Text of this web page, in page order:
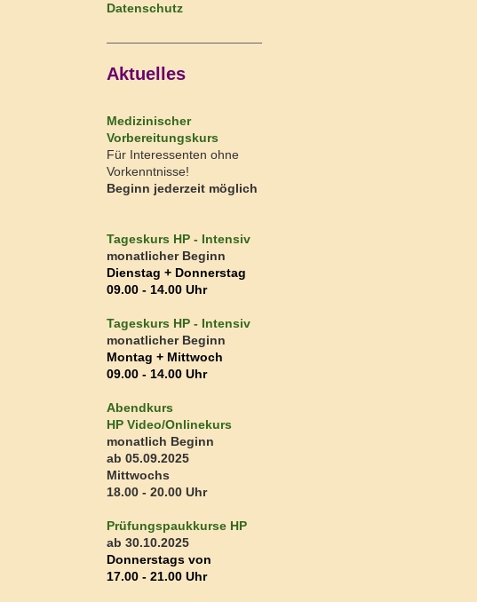
Datenschutz
Aktuelles
Medizinischer
Vorbereitungskurs
Für Interessenten ohne
Vorkenntnisse!
Beginn jederzeit möglich
Tageskurs HP - Intensiv
monatlicher Beginn
Dienstag + Donnerstag
09.00 - 14.00 Uhr
Tageskurs HP - Intensiv
monatlicher Beginn
Montag + Mittwoch
09.00 - 14.00 Uhr
Abendkurs
HP Video/Onlinekurs
monatlich Beginn
ab 05.09.2025
Mittwochs
18.00 - 20.00 Uhr
Prüfungspaukkurse HP
ab 30.10.2025
Donnerstags von
17.00 - 21.00 Uhr